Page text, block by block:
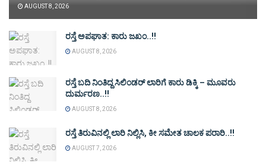
AUGUST 8, 2026
ರಸ್ತೆ ಅಪಘಾತ: ಕಾರು ಜಖಂ..!!
AUGUST 8, 2026
ರಸ್ತೆ ಬದಿ ನಿಂತಿದ್ದ ಸಿಲಿಂಡರ್ ಲಾರಿಗೆ ಕಾರು ಡಿಕ್ಕಿ – ಮೂವರು
ದುರ್ಮರಣ..!!
AUGUST 8, 2026
ರಸ್ತೆ ತಿರುವಿನಲ್ಲಿ ಲಾರಿ ನಿಲ್ಲಿಸಿ, ಕೀ ಸಮೇತ ಚಾಲಕ ಪರಾರಿ..!!
AUGUST 7, 2026